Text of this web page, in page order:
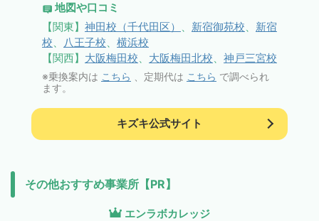
地図や口コミ
【関東】 神田校（千代田区） 新宿御苑校
新宿
校
八王子校
横浜校
【関西】 大阪梅田校 大阪梅田北校 神戸三宮校
※乗換案内は こちら 、定期代は こちら で調べられ
ます。
キズキ公式サイト
その他おすすめ事業所【PR】
エンラボカレッジ